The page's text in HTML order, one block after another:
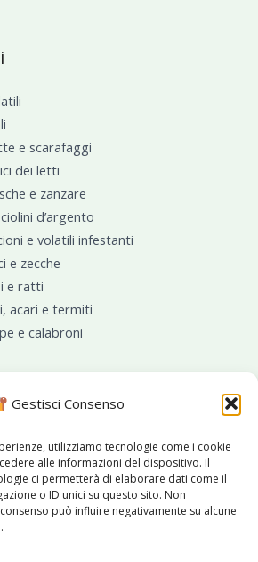
Gestisci Consenso
utilizziamo tecnologie come i cookie
alle informazioni del dispositivo. Il
ci permetterà di elaborare dati come il
o ID unici su questo sito. Non
può influire negativamente su alcune
e scarafaggi
dei letti
e zanzare
d’argento
e volatili infestanti
e zecche
e ratti
acari e termiti
e calabroni